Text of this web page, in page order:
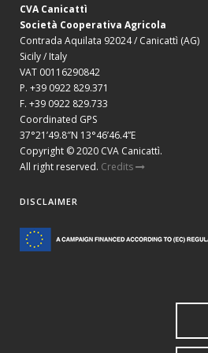
CVA Canicattì
Società Cooperativa Agricola
Contrada Aquilata 92024 / Canicattì (AG)
Sicily / Italy
VAT 00116290842
P. +39 0922 829.371
F. +39 0922 829.733
Coordinated GPS
37°21’49.8″N 13°46’46.4”E
Copyright © 2020 CVA Canicattì.
All right reserved. Credits
DISCLAIMER